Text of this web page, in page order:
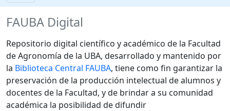
FAUBA Digital
Repositorio digital científico y académico de la Facultad
de Agronomía de la UBA, desarrollado y mantenido por
la Biblioteca Central FAUBA, tiene como fin garantizar la
preservación de la producción intelectual de alumnos y
docentes de la Facultad, y de brindar a su comunidad
académica la posibilidad de difundir